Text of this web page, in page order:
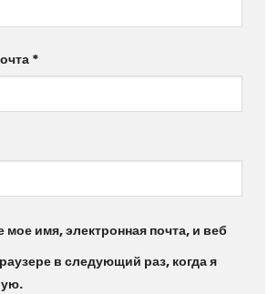
*
мое имя, электронная почта, и веб
в следующий раз, когда я